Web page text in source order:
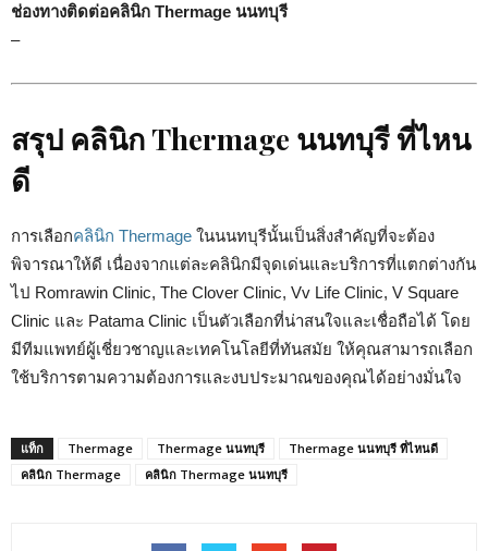
ช่องทางติดต่อคลินิก Thermage นนทบุรี
–
สรุป คลินิก Thermage นนทบุรี ที่ไหน
ดี
การเลือกคลินิก Thermage ในนนทบุรีนั้นเป็นสิ่งสำคัญที่จะต้อง
พิจารณาให้ดี เนื่องจากแต่ละคลินิกมีจุดเด่นและบริการที่แตกต่างกัน
ไป Romrawin Clinic, The Clover Clinic, Vv Life Clinic, V Square
Clinic และ Patama Clinic เป็นตัวเลือกที่น่าสนใจและเชื่อถือได้ โดย
มีทีมแพทย์ผู้เชี่ยวชาญและเทคโนโลยีที่ทันสมัย ให้คุณสามารถเลือก
ใช้บริการตามความต้องการและงบประมาณของคุณได้อย่างมั่นใจ
แท็ก Thermage Thermage นนทบุรี
Thermage นนทบุรี ที่ไหนดี
คลินิก Thermage
คลินิก Thermage นนทบุรี